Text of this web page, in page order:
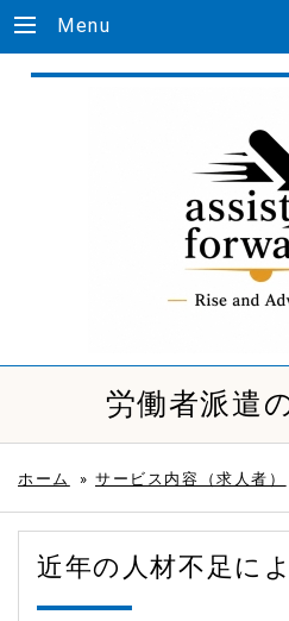
Menu
労働者派遣
ホーム » サービス内容（求人者）
近年の人材不足に